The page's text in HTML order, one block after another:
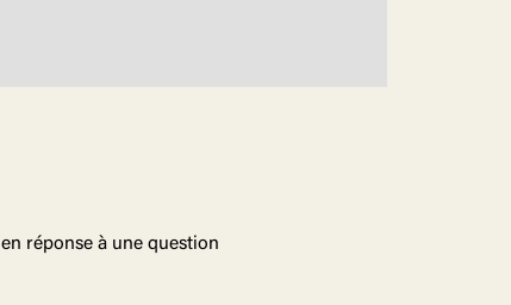
en réponse à une question